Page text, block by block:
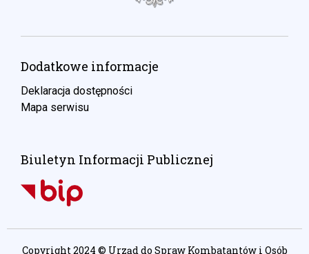
Dodatkowe informacje
Deklaracja dostępności
Mapa serwisu
Biuletyn Informacji Publicznej
Copyright 2024 © Urząd do Spraw Kombatantów i Osób